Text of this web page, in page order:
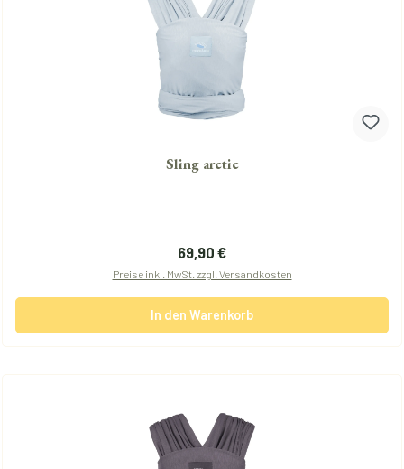
Sling arctic
Regulärer Preis:
69,90 €
Preise inkl. MwSt. zzgl. Versandkosten
In den Warenkorb